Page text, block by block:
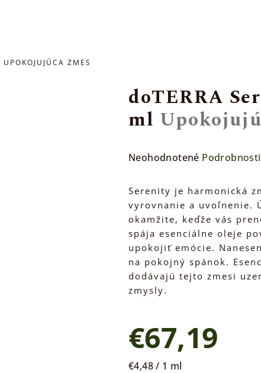
UPOKOJUJÚCA ZMES
doTERRA
ml
Priemerné
produktu
0,0
hviezdičiek.
Neohodnotené
Serenity je harmonická
vyrovnanie a uvoľnenie.
okamžite, keďže vás
spája esenciálne oleje
upokojiť emócie.
na pokojný spánok.
dodávajú tejto zmesi
zmysly.
€67,19
Jednotková
€4,48 / 1 ml